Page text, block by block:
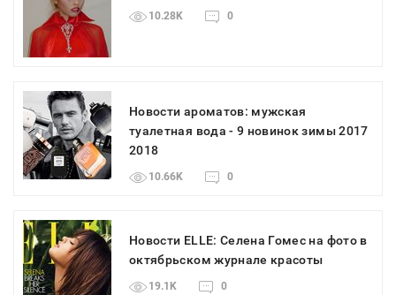
10.28K 0
Новости ароматов: мужская
туалетная вода - 9 новинок зимы 2017
2018
10.66K 0
Новости ELLE: Селена Гомес на фото в
октябрьском журнале красоты
19.1K 0